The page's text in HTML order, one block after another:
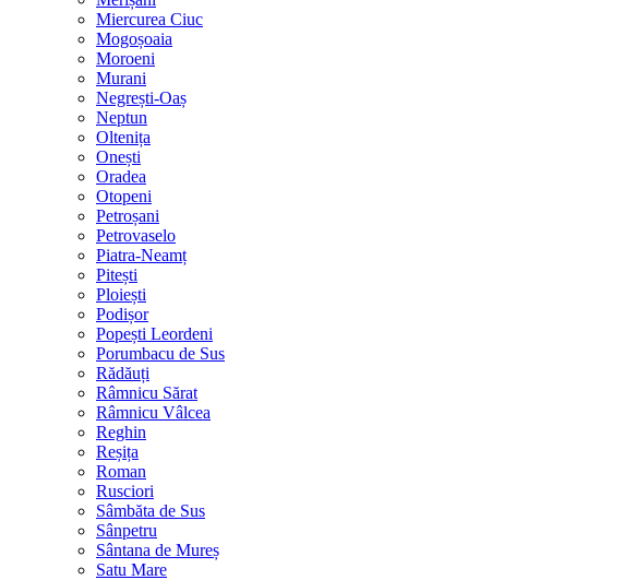
Miercurea Ciuc
Mogoșoaia
Moroeni
Murani
Negrești-Oaș
Neptun
Oltenița
Onești
Oradea
Otopeni
Petroșani
Petrovaselo
Piatra-Neamț
Pitești
Ploiești
Podișor
Popești Leordeni
Porumbacu de Sus
Rădăuți
Râmnicu Sărat
Râmnicu Vâlcea
Reghin
Reșița
Roman
Rusciori
Sâmbăta de Sus
Sânpetru
Sântana de Mureș
Satu Mare